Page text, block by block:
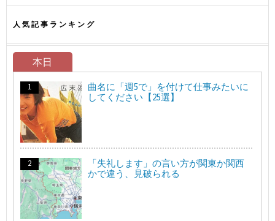
人気記事ランキング
本日
曲名に「週5で」を付けて仕事みたいに
してください【25選】
「失礼します」の言い方が関東か関西
かで違う、見破られる